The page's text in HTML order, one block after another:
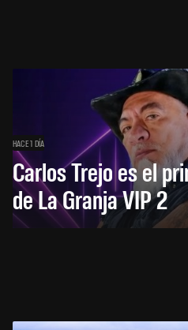
HACE 1 DÍA
Carlos Trejo es el
de La Granja VIP 2